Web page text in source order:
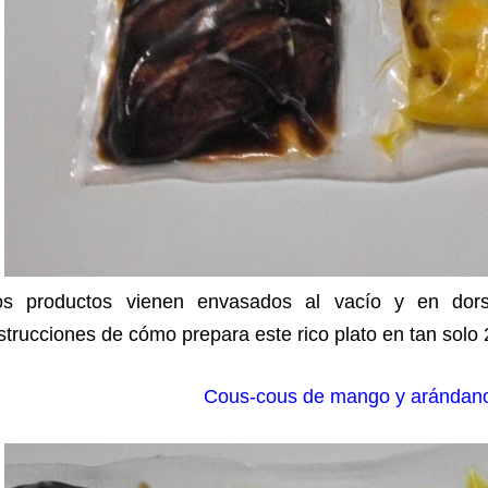
productos vienen envasados al vacío y en
de cómo prepara este rico plato en tan solo
Cous-cous de mango y